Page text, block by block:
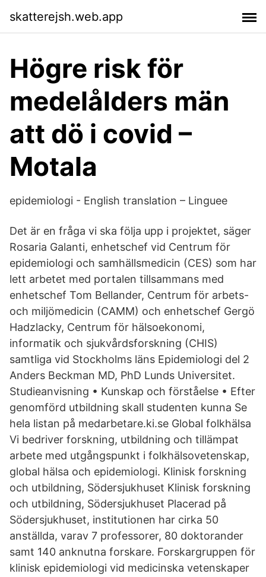
skatterejsh.web.app
Högre risk för
medelålders män
att dö i covid –
Motala
epidemiologi - English translation – Linguee
Det är en fråga vi ska följa upp i projektet, säger
Rosaria Galanti, enhetschef vid Centrum för
epidemiologi och samhällsmedicin (CES) som har
lett arbetet med portalen tillsammans med
enhetschef Tom Bellander, Centrum för arbets-
och miljömedicin (CAMM) och enhetschef Gergö
Hadzlacky, Centrum för hälsoekonomi,
informatik och sjukvårdsforskning (CHIS)
samtliga vid Stockholms läns Epidemiologi del 2
Anders Beckman MD, PhD Lunds Universitet.
Studieanvisning • Kunskap och förståelse • Efter
genomförd utbildning skall studenten kunna Se
hela listan på medarbetare.ki.se Global folkhälsa
Vi bedriver forskning, utbildning och tillämpat
arbete med utgångspunkt i folkhälsovetenskap,
global hälsa och epidemiologi. Klinisk forskning
och utbildning, Södersjukhuset Klinisk forskning
och utbildning, Södersjukhuset Placerad på
Södersjukhuset, institutionen har cirka 50
anställda, varav 7 professorer, 80 doktorander
samt 140 anknutna forskare. Forskargruppen för
klinisk epidemiologi vid medicinska vetenskaper